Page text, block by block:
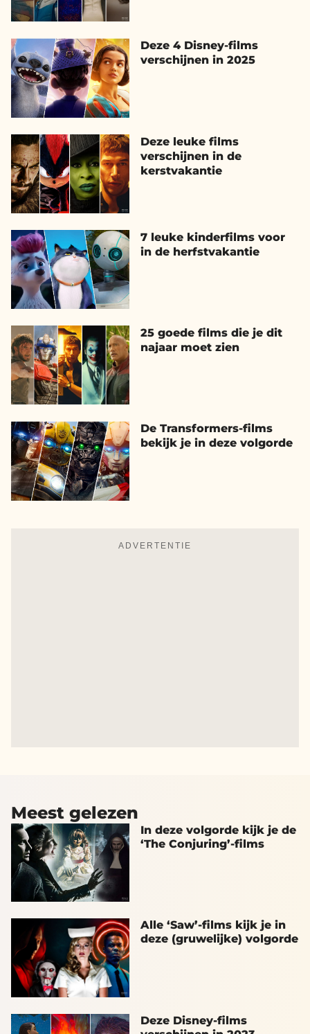
Deze 4 Disney-films
verschijnen in 2025
Deze leuke films
verschijnen in de
kerstvakantie
7 leuke kinderfilms voor
in de herfstvakantie
25 goede films die je dit
najaar moet zien
De Transformers-films
bekijk je in deze volgorde
ADVERTENTIE
Meest gelezen
In deze volgorde kijk je de
‘The Conjuring’-films
Alle ‘Saw’-films kijk je in
deze (gruwelijke) volgorde
Deze Disney-films